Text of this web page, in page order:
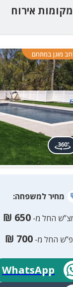
מוגן במתחם
מחירלמשפחה:
החל מ- 650
₪
החל מ- 700
₪
WhatsApp